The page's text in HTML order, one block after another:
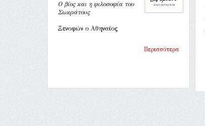
Ο βίος και η φιλοσοφία του
Σωκράτους
Ξενοφών ο Αθηναίος
Περισσότερα